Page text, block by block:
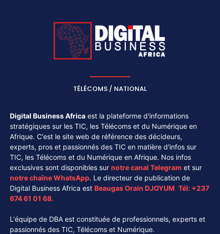
TÉLÉCOMS / NATIONAL
Digital Business Africa est la plateforme d'informations
stratégiques sur les TIC, les Télécoms et du Numérique en
Afrique. C'est le site web de référence des décideurs,
experts, pros et passionnés des TIC en matière d'infos sur
TIC, les Télécoms et du Numérique en Afrique. Nos infos
exclusives sont disponibles sur notre canal Telegram et sur
notre chaîneWhatsApp. Le directeur de publication de
Digital Business Africa est Beaugas Orain DJOYUM. Tél: +237
674 61 01 68.
L'équipe de DBA est constituée de professionnels, experts et
passionnés des TIC, Télécoms et Numérique.